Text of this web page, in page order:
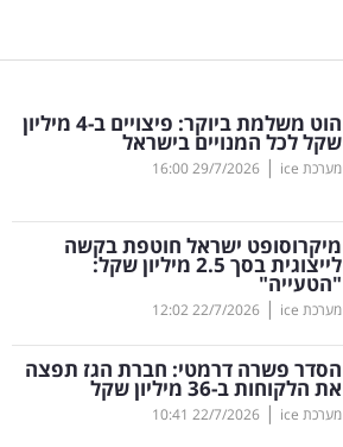
הוט משלמת ביוקר: פיצויים ב-4 מיליון
שקל לכל המנויים בישראל
מערכת ice |
29/7/2026
16:00
מיקרוסופט ישראל חוטפת בקשה
לייצוגית בסך 2.5 מיליון שקל:
"הטעייה"
מערכת ice |
22/7/2026
12:02
הסדר פשרה דרמטי: חברת הגז תפצה
את הלקוחות ב-36 מיליון שקל
מערכת ice |
22/7/2026
10:41